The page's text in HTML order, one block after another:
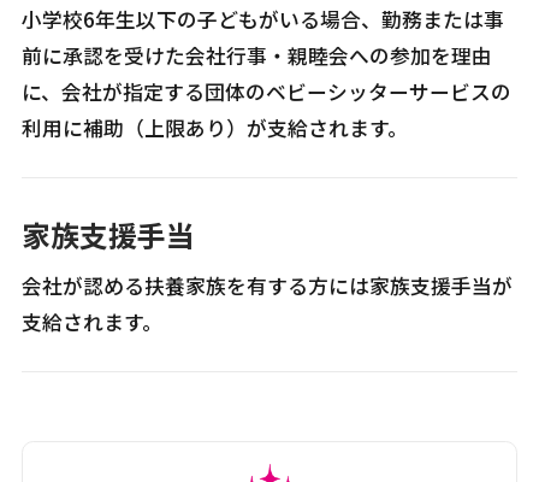
小学校6年生以下の子どもがいる場合、勤務または事
前に承認を受けた会社行事・親睦会への参加を理由
に、会社が指定する団体のベビーシッターサービスの
利用に補助（上限あり）が支給されます。
家族支援手当
会社が認める扶養家族を有する方には家族支援手当が
支給されます。